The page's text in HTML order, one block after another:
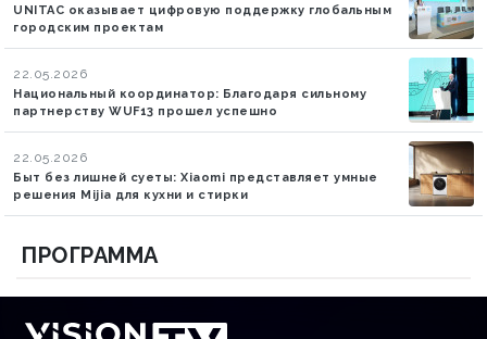
UNITAC оказывает цифровую поддержку глобальным
городским проектам
22.05.2026
Национальный координатор: Благодаря сильному
партнерству WUF13 прошел успешно
22.05.2026
Быт без лишней суеты: Xiaomi представляет умные
решения Mijia для кухни и стирки
ПРОГРАММА